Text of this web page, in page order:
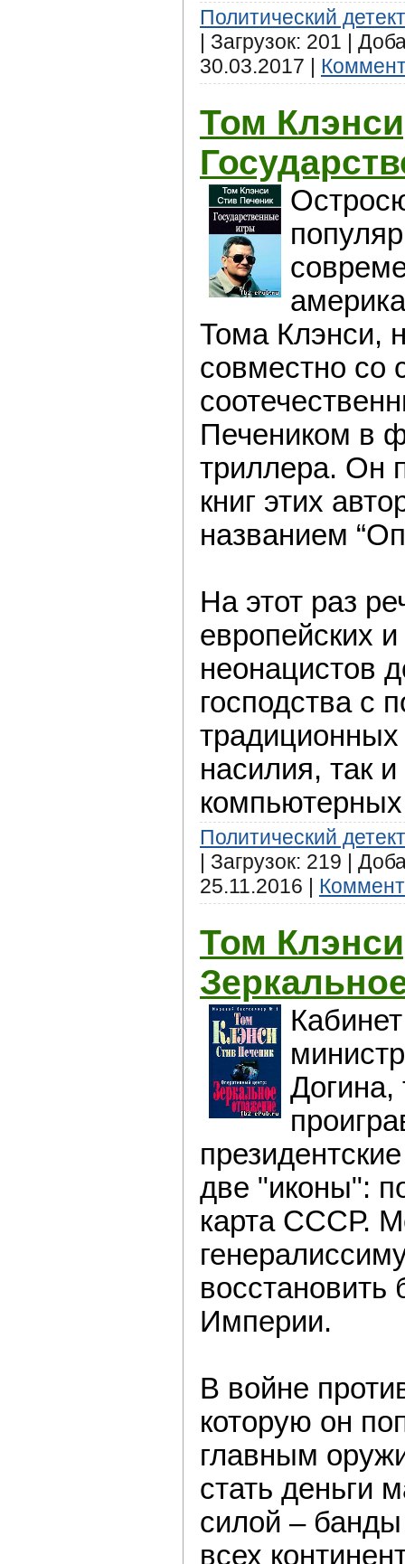
Политический
| Загрузок: 201 |
30.03.2017 |
Том
Тома Клэнси,
совместно со
Печеником в
триллера. Он
книг этих
названием
На этот раз
европейских
неонацистов
господства с
насилия, так
компьютерных
Политический
| Загрузок: 219 |
25.11.2016 |
Том
Догина,
две "иконы":
карта СССР.
Империи.
В войне
которую он
главным
стать деньги
силой –
всех